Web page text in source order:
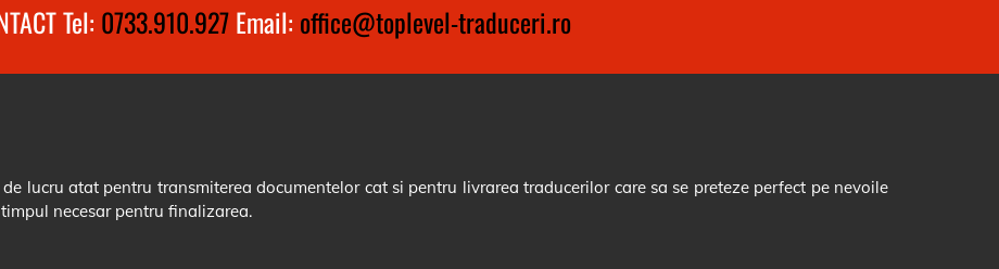
Tel: 0733.910.927Email: office@toplevel-traduceri.ro
lucru atat pentru transmiterea documentelor cat si pentru livrarea traducerilor care sa se preteze perfect pe nevoile
necesar pentru finalizarea.